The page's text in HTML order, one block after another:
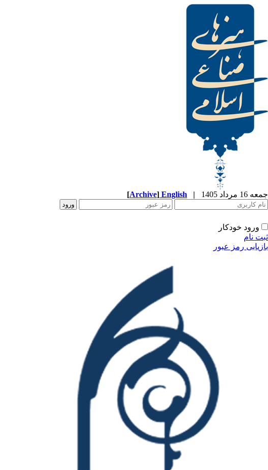
جمعه 16 مرداد 1405 |
English
[Archive]
ورود خودکار
ثبت نام
بازیابی رمز عبور